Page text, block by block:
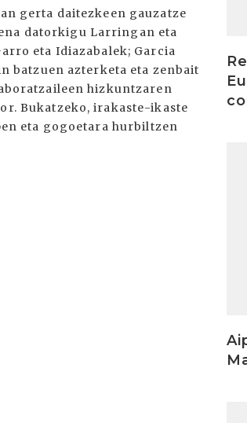
gerta daitezkeen gauzatze
datorkigu Larringan eta
eta Idiazabalek; Garcia
batzuen azterketa eta zenbait
hizkuntzaren
Bukatzeko, irakaste-ikaste
eta gogoetara hurbiltzen